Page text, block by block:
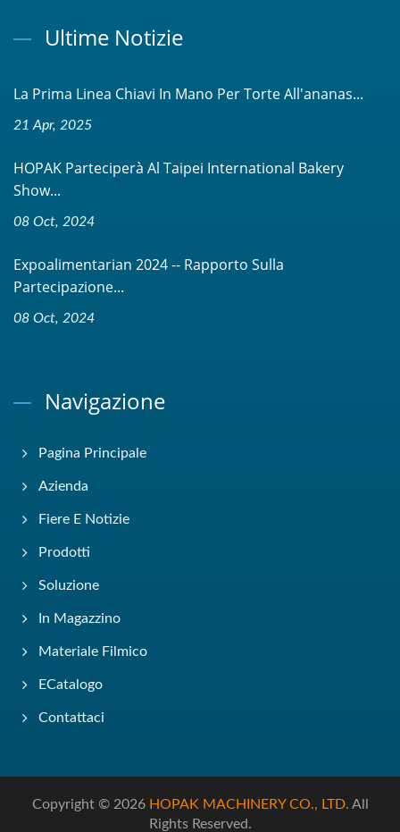
Ultime Notizie
La Prima Linea Chiavi In Mano Per Torte All'ananas...
21 Apr, 2025
HOPAK Parteciperà Al Taipei International Bakery
Show...
08 Oct, 2024
Expoalimentarian 2024 -- Rapporto Sulla
Partecipazione...
08 Oct, 2024
Navigazione
Pagina Principale
Azienda
Fiere E Notizie
Prodotti
Soluzione
In Magazzino
Materiale Filmico
ECatalogo
Contattaci
Copyright © 2026 HOPAK MACHINERY CO., LTD. All
Rights Reserved.